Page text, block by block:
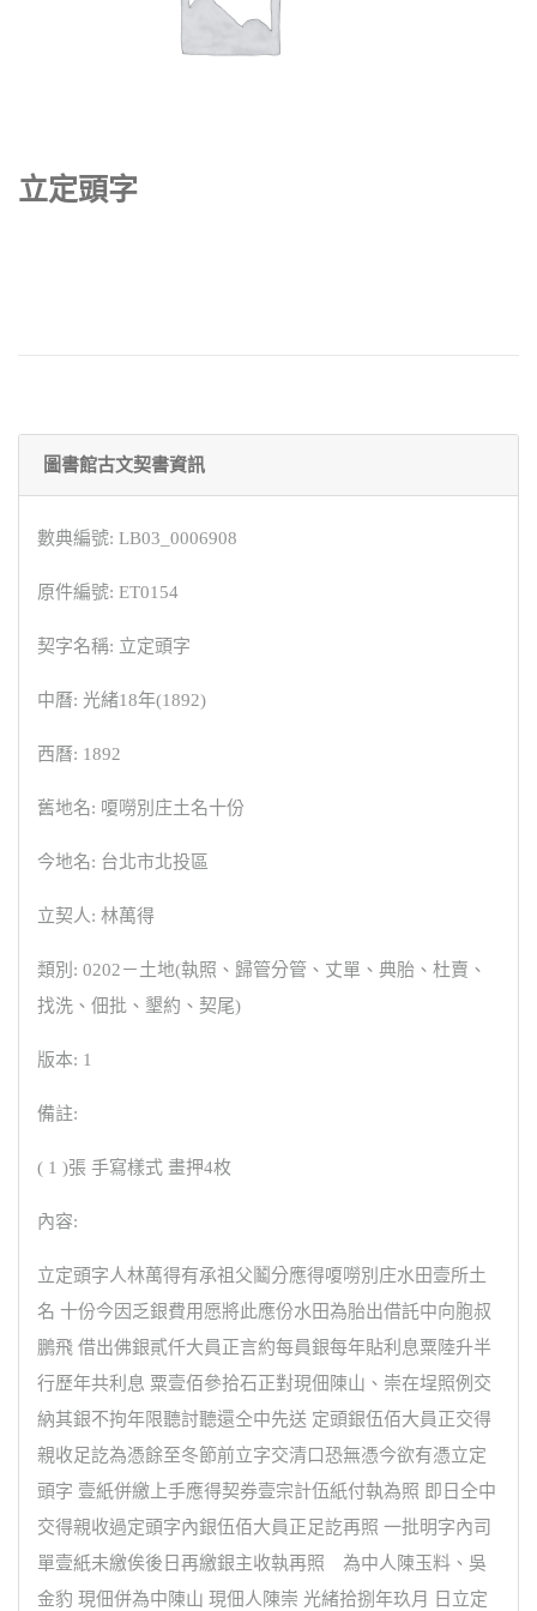
立定頭字
圖書館古文契書資訊
數典編號: LB03_0006908
原件編號: ET0154
契字名稱: 立定頭字
中曆: 光緒18年(1892)
西曆: 1892
舊地名: 嗄嘮別庄土名十份
今地名: 台北市北投區
立契人: 林萬得
類別: 0202－土地(執照、歸管分管、丈單、典胎、杜賣、
找洗、佃批、墾約、契尾)
版本: 1
備註:
( 1 )張 手寫樣式 畫押4枚
內容:
立定頭字人林萬得有承祖父鬮分應得嗄嘮別庄水田壹所土
名 十份今因乏銀費用愿將此應份水田為胎出借託中向胞叔
鵬飛 借出佛銀貳仟大員正言約每員銀每年貼利息粟陸升半
行歷年共利息 粟壹佰參拾石正對現佃陳山、崇在埕照例交
納其銀不拘年限聽討聽還仝中先送 定頭銀伍佰大員正交得
親收足訖為憑餘至冬節前立字交清口恐無憑今欲有憑立定
頭字 壹紙併繳上手應得契券壹宗計伍紙付執為照 即日仝中
交得親收過定頭字內銀伍佰大員正足訖再照 一批明字內司
單壹紙未繳俟後日再繳銀主收執再照 為中人陳玉料、吳
金豹 現佃併為中陳山 現佃人陳崇 光緒拾捌年玖月 日立定